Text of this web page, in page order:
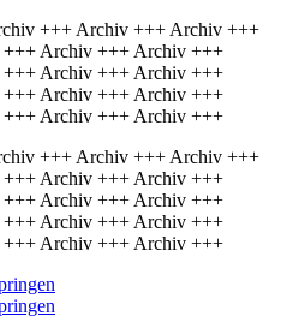
+++ Archiv +++ Archiv +++
Archiv +++ Archiv +++
Archiv +++ Archiv +++
Archiv +++ Archiv +++
Archiv +++ Archiv +++
+++ Archiv +++ Archiv +++
Archiv +++ Archiv +++
Archiv +++ Archiv +++
Archiv +++ Archiv +++
Archiv +++ Archiv +++